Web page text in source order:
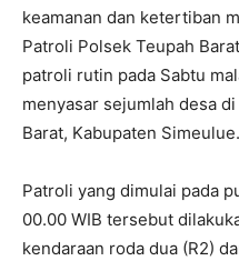
keamanan dan ketertiban
Patroli Polsek Teupah
patroli rutin pada Sabtu
menyasar sejumlah desa
Barat, Kabupaten Simeulue.
Patroli yang dimulai pada
00.00 WIB tersebut
kendaraan roda dua (R2)